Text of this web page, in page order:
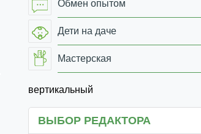
Обмен опытом
Дети на даче
Мастерская
вертикальный
ВЫБОР РЕДАКТОРА